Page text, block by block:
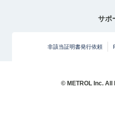
サポ
非該当証明書発行依頼
© METROL Inc.